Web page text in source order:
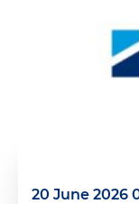
20 June 2026